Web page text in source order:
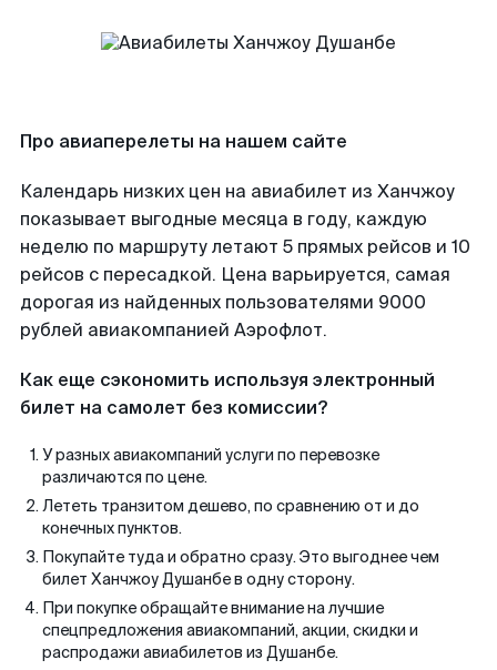
Про авиаперелеты на нашем сайте
Календарь низких цен на авиабилет из Ханчжоу
показывает выгодные месяца в году, каждую
неделю по маршруту летают 5 прямых рейсов и 10
рейсов с пересадкой. Цена варьируется, самая
дорогая из найденных пользователями 9000
рублей авиакомпанией Аэрофлот.
Как еще сэкономить используя электронный
билет на самолет без комиссии?
У разных авиакомпаний услуги по перевозке
различаются по цене.
Лететь транзитом дешево, по сравнению от и до
конечных пунктов.
Покупайте туда и обратно сразу. Это выгоднее чем
билет Ханчжоу Душанбе в одну сторону.
При покупке обращайте внимание на лучшие
спецпредложения авиакомпаний, акции, скидки и
распродажи авиабилетов из Душанбе.